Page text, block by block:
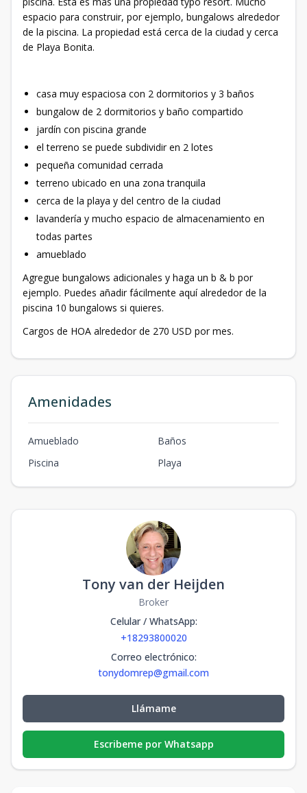
espacio para construir, por ejemplo, bungalows alrededor
de la piscina. La propiedad está cerca de la ciudad y cerca
de Playa Bonita.
casa muy espaciosa con 2 dormitorios y 3 baños
bungalow de 2 dormitorios y baño compartido
jardín con piscina grande
el terreno se puede subdividir en 2 lotes
pequeña comunidad cerrada
terreno ubicado en una zona tranquila
cerca de la playa y del centro de la ciudad
lavandería y mucho espacio de almacenamiento en
todas partes
amueblado
Agregue bungalows adicionales y haga un b & b por
ejemplo. Puedes añadir fácilmente aquí alrededor de la
piscina 10 bungalows si quieres.
Cargos de HOA alrededor de 270 USD por mes.
Amenidades
Amueblado
Baños
Piscina
Playa
Tony van der Heijden
Broker
Celular / WhatsApp:
+18293800020
Correo electrónico:
tonydomrep@gmail.com
Llámame
Escribeme por Whatsapp